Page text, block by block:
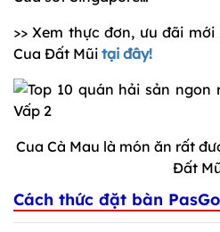
>> Xem thực đơn, ưu đãi
Cua Đất Mũi tại đây!
Cua Cà Mau là món ăn rất
Đất
Cách thức đặt bàn PasGo